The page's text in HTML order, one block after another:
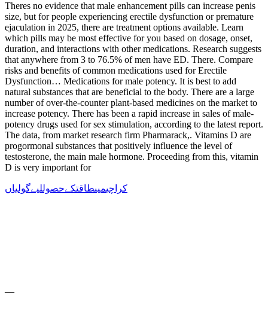
Theres no evidence that male enhancement pills can increase penis
size, but for people experiencing erectile dysfunction or premature
ejaculation in 2025, there are treatment options available. Learn
which pills may be most effective for you based on dosage, onset,
duration, and interactions with other medications. Research suggests
that anywhere from 3 to 76.5% of men have ED. There. Compare
risks and benefits of common medications used for Erectile
Dysfunction… Medications for male potency. It is best to add
natural substances that are beneficial to the body. There are a large
number of over-the-counter plant-based medicines on the market to
increase potency. There has been a rapid increase in sales of male-
potency drugs used for sex stimulation, according to the latest report.
The data, from market research firm Pharmarack,. Vitamins D are
progormonal substances that positively influence the level of
testosterone, the main male hormone. Proceeding from this, vitamin
D is very important for
کراچیمیںطاقتکےحصوللیےگولیاں
—